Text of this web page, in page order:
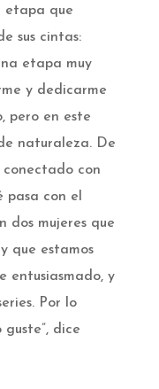
etapa que
sus cintas:
etapa muy
y dedicarme
pero en este
naturaleza. De
conectado con
pasa con el
dos mujeres que
que estamos
entusiasmado, y
Por lo
dice